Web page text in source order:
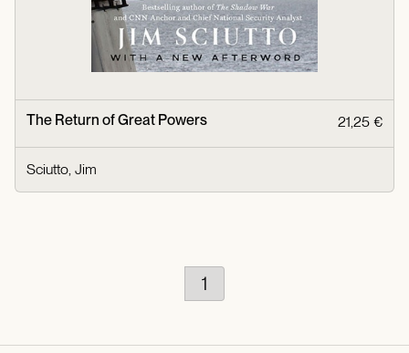
The Return of Great Powers 21,25 €
Sciutto, Jim
1